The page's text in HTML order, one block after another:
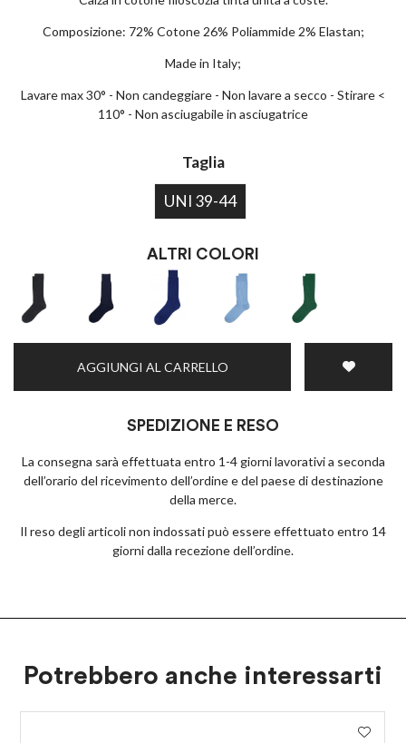
Composizione: 72% Cotone 26% Poliammide 2% Elastan;
Made in Italy;
Lavare max 30° - Non candeggiare - Non lavare a secco - Stirare <
110° - Non asciugabile in asciugatrice
Taglia
UNI 39-44
ALTRI COLORI
AGGIUNGI AL CARRELLO
SPEDIZIONE E RESO
La consegna sarà effettuata entro 1-4 giorni lavorativi a seconda
dell’orario del ricevimento dell’ordine e del paese di destinazione
della merce.
Il reso degli articoli non indossati può essere effettuato entro 14
giorni dalla recezione dell’ordine.
Potrebbero anche interessarti